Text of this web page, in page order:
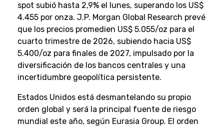
spot subió hasta 2,9% el lunes, superando los US$
4.455 por onza. J.P. Morgan Global Research prevé
que los precios promedien US$ 5.055/oz para el
cuarto trimestre de 2026, subiendo hacia US$
5.400/oz para finales de 2027, impulsado por la
diversificación de los bancos centrales y una
incertidumbre geopolítica persistente.
Estados Unidos está desmantelando su propio
orden global y será la principal fuente de riesgo
mundial este año, según Eurasia Group. El orden